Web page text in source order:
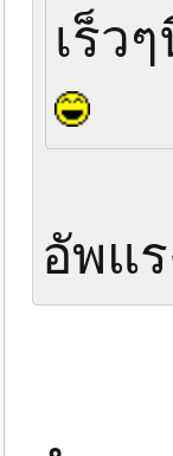
เร็ว
อัพแ